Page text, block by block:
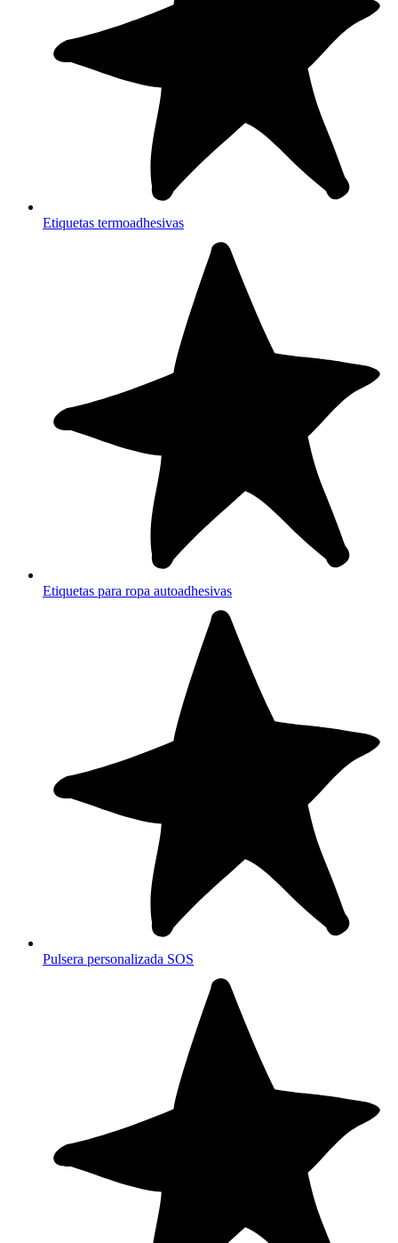
Etiquetas termoadhesivas
Etiquetas para ropa autoadhesivas
Pulsera personalizada SOS